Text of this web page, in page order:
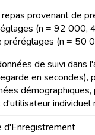
provenant de
(n = 92 000,
(n = 50
de suivi dans
en
individuel
d'Enregistrement